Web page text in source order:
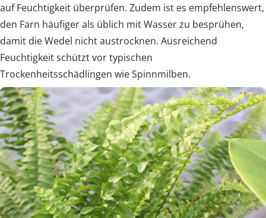
auf Feuchtigkeit überprüfen. Zudem ist es empfehlenswert,
den Farn häufiger als üblich mit Wasser zu besprühen,
damit die Wedel nicht austrocknen. Ausreichend
Feuchtigkeit schützt vor typischen
Trockenheitsschädlingen wie Spinnmilben.